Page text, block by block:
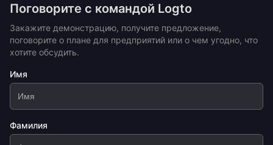
Поговорите с командой Logto
Закажите демонстрацию, получите предложение,
поговорите о плане для предприятий или о чем угодно, что
хотите обсудить.
Имя
Фамилия